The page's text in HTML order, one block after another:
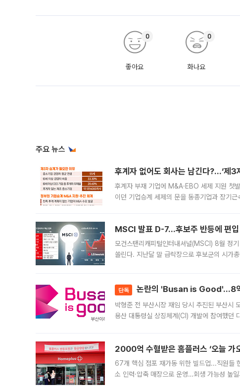
좋아요
0
화나요
0
주요 뉴스
후계자 없어도 회사는 남긴다?…‘제
후계자 부재 기업에 M&A·EBO 세제 지원 첫
이던 기업승계 세제의 문을 동종기업과 장기
MSCI 발표 D-7…후보주 반등에 편입
모건스탠리캐피털인터내셔널(MSCI) 8월 정
쏠린다. 지난달 말 급락장으로 후보군의 시가
단독 논란의 'Busan is Good'…8억
박형준 전 부산시장 재임 당시 추진된 부산시
용산 대통령실 상징체계(CI) 개발에 참여했던
2000억 수혈받은 홈플러스 ‘오늘 가
67개 핵심 점포 재가동 위한 빌드업...직원들
소 인력·압축 매장으로 운영…회생 가능성 높